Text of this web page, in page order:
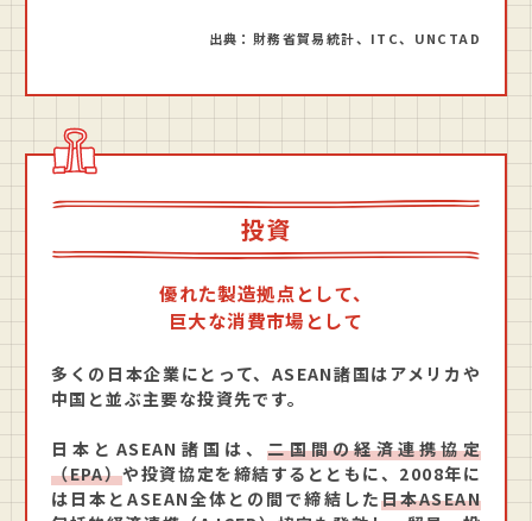
出典：財務省貿易統計、ITC、UNCTAD
投資
優れた製造拠点として、
巨大な消費市場として
多くの日本企業にとって、ASEAN諸国はアメリカや
中国と並ぶ主要な投資先です。
日本とASEAN諸国は、二国間の経済連携協定
（EPA）や投資協定を締結するとともに、2008年に
は日本とASEAN全体との間で締結した日本ASEAN